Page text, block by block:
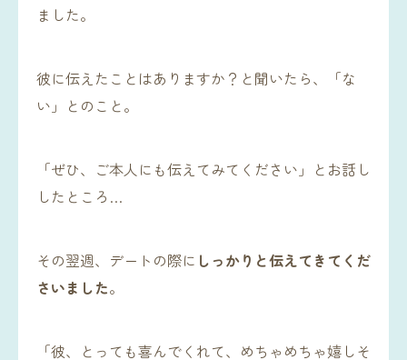
ました。
彼に伝えたことはありますか？と聞いたら、「な
い」とのこと。
「ぜひ、ご本人にも伝えてみてください」とお話し
したところ…
その翌週、デートの際に しっかりと伝えてきてくだ
さいました。
「彼、とっても喜んでくれて、めちゃめちゃ嬉しそ